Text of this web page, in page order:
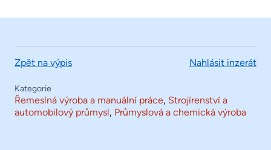
Zpět na výpis Nahlásit inzerát
Kategorie
Řemeslná výroba a manuální práce, Strojírenství a
automobilový průmysl, Průmyslová a chemická výroba